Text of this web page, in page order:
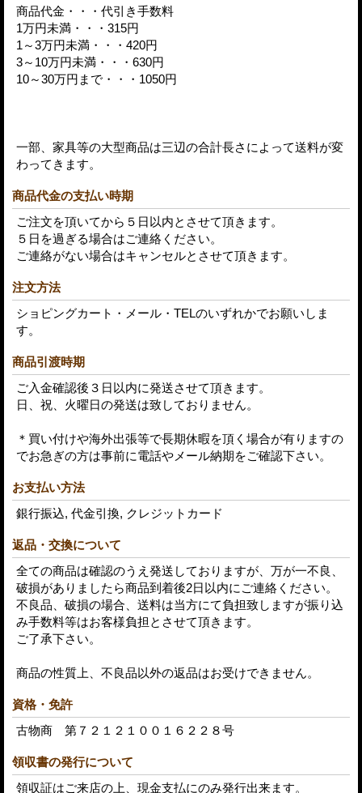
商品代金・・・代引き手数料
1万円未満・・・315円
1～3万円未満・・・420円
3～10万円未満・・・630円
10～30万円まで・・・1050円
一部、家具等の大型商品は三辺の合計長さによって送料が変
わってきます。
商品代金の支払い時期
ご注文を頂いてから５日以内とさせて頂きます。
５日を過ぎる場合はご連絡ください。
ご連絡がない場合はキャンセルとさせて頂きます。
注文方法
ショピングカート・メール・TELのいずれかでお願いしま
す。
商品引渡時期
ご入金確認後３日以内に発送させて頂きます。
日、祝、火曜日の発送は致しておりません。
＊買い付けや海外出張等で長期休暇を頂く場合が有りますの
でお急ぎの方は事前に電話やメール納期をご確認下さい。
お支払い方法
銀行振込, 代金引換, クレジットカード
返品・交換について
全ての商品は確認のうえ発送しておりますが、万が一不良、
破損がありましたら商品到着後2日以内にご連絡ください。
不良品、破損の場合、送料は当方にて負担致しますが振り込
み手数料等はお客様負担とさせて頂きます。
ご了承下さい。
商品の性質上、不良品以外の返品はお受けできません。
資格・免許
古物商 第７２１２１００１６２２８号
領収書の発行について
領収証はご来店の上、現金支払にのみ発行出来ます。